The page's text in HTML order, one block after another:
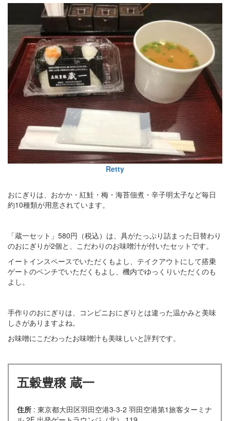
Retty
おにぎりは、おかか・紅鮭・梅・海苔佃煮・辛子明太子など毎日
約10種類が用意されています。
「蔵一セット」580円（税込）は、具がたっぷり詰まった日替わり
のおにぎりが2個と、こだわりのお味噌汁が付いたセットです。
イートインスペースでいただくもよし、テイクアウトにして搭乗
ゲートのベンチでいただくもよし、機内でゆっくりいただくのも
よし。
手作りのおにぎりは、コンビニおにぎりとは違った温かみと美味
しさがありますよね。
お味噌にこだわったお味噌汁も美味しいと評判です。
五穀豊穣 蔵一
住所 : 東京都大田区羽田空港3-3-2 羽田空港第1旅客ターミナ